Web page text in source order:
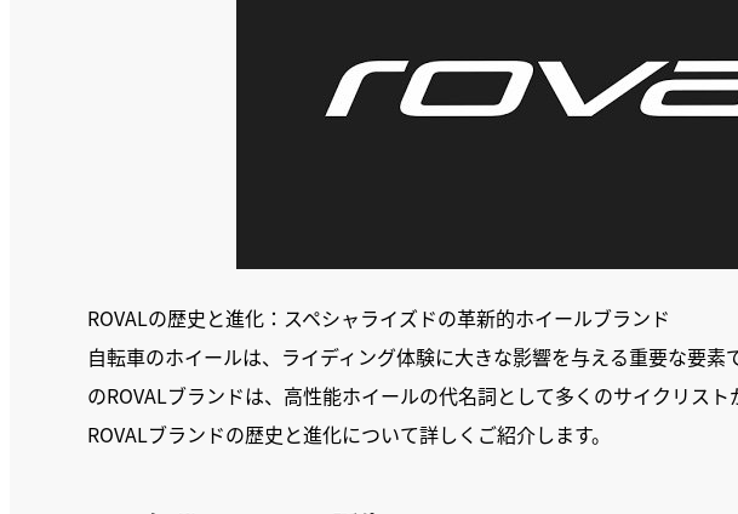
ROVALの歴史と進化：スペシャライズドの革新的ホイールブランド
自転車のホイールは、ライディング体験に大きな影響を与える重要な要素
のROVALブランドは、高性能ホイールの代名詞として多くのサイクリス
ROVALブランドの歴史と進化について詳しくご紹介します。